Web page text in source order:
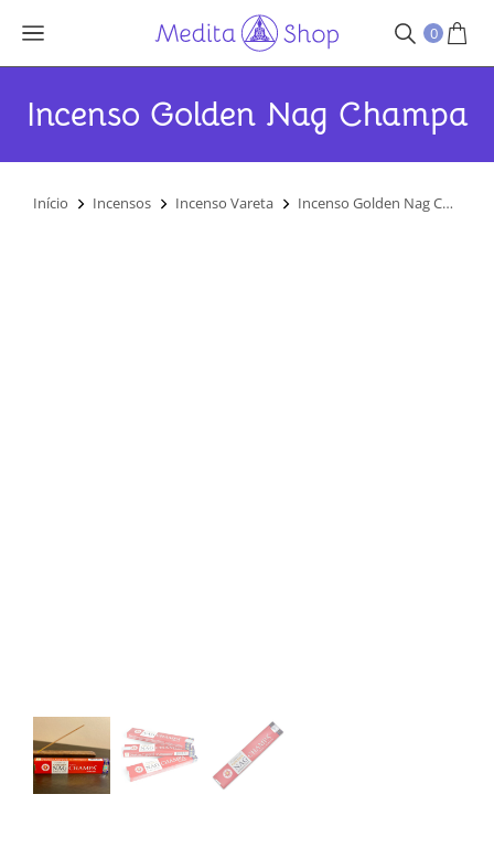
0
Incenso Golden Nag Champa
Você está aqui:
Início Incensos Incenso Vareta Incenso Golden Nag C…